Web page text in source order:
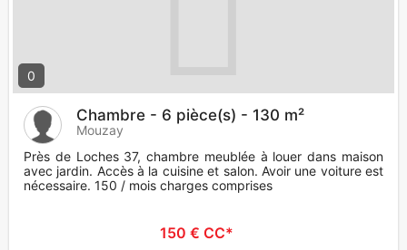
0
Chambre - 6 pièce(s) - 130 m²
Mouzay
Près de Loches 37, chambre meublée à louer dans maison
avec jardin. Accès à la cuisine et salon. Avoir une voiture est
nécessaire. 150 / mois charges comprises
150 € CC*